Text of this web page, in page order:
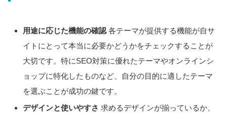
用途に応じた機能の確認 各テーマが提供する機能が自サ
イトにとって本当に必要かどうかをチェックすることが
大切です。特にSEO対策に優れたテーマやオンラインシ
ョップに特化したものなど、自分の目的に適したテーマ
を選ぶことが成功の鍵です。
デザインと使いやすさ 求めるデザインが揃っているか、